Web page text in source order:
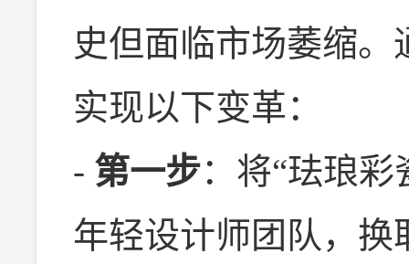
史但面临市场萎缩
实现以下变革：
- 第一步：将“珐琅
年轻设计师团队，换